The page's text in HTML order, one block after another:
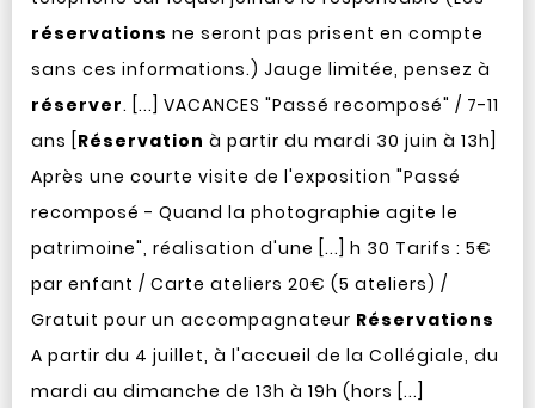
réservations ne seront pas prisent en compte
sans ces informations.) Jauge limitée, pensez à
réserver. [...] VACANCES "Passé recomposé" / 7-11
ans [ Réservation à partir du mardi 30 juin à 13h]
Après une courte visite de l'exposition "Passé
recomposé - Quand la photographie agite le
patrimoine", réalisation d'une [...] h 30 Tarifs : 5€
par enfant / Carte ateliers 20€ (5 ateliers) /
Gratuit pour un accompagnateur Réservations
A partir du 4 juillet, à l'accueil de la Collégiale, du
mardi au dimanche de 13h à 19h (hors [...]